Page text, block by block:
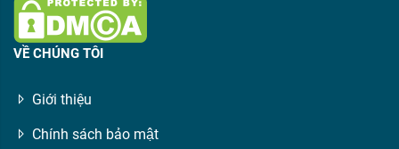
VỀ CHÚNG TÔI
Giới thiệu
Chính sách bảo mật